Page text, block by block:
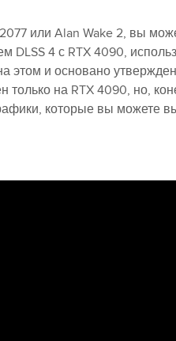
или Alan Wake 2, вы
DLSS 4 с RTX 4090,
и основано
на RTX 4090, но,
которые вы можете